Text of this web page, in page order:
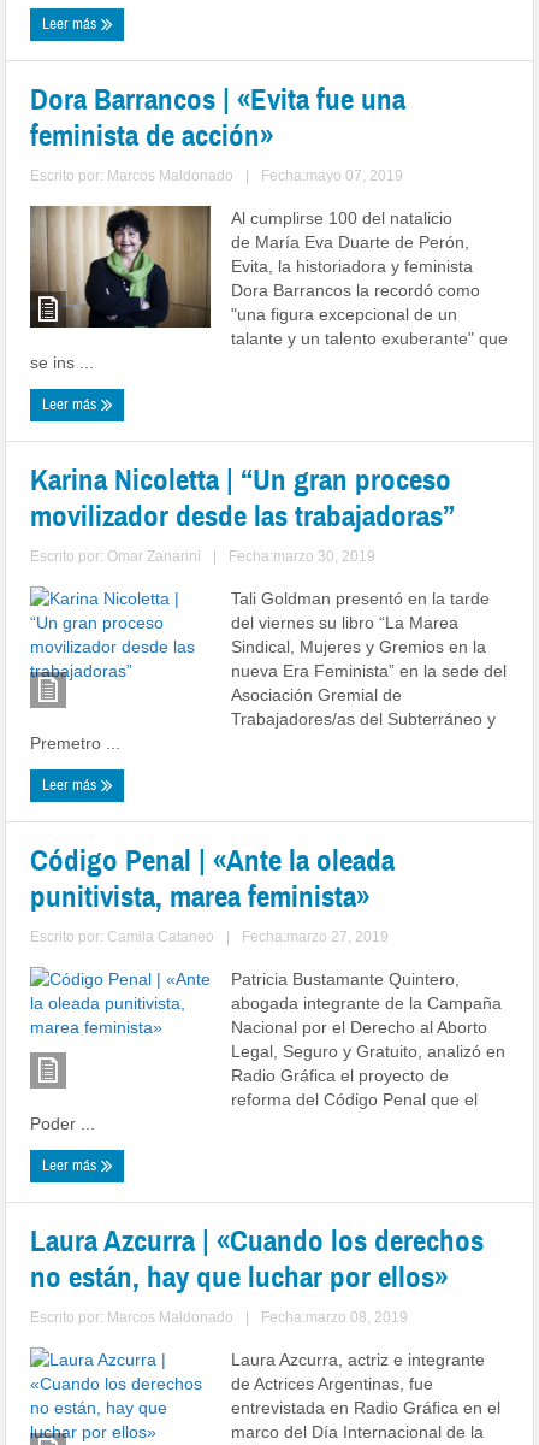
Leer más
Dora Barrancos | «Evita fue una
feminista de acción»
Escrito por: Marcos Maldonado Fecha:mayo 07, 2019
Al cumplirse 100 del natalicio
de María Eva Duarte de Perón,
Evita, la historiadora y feminista
Dora Barrancos la recordó como
"una figura excepcional de un
talante y un talento exuberante" que
se ins ...
Leer más
Karina Nicoletta | “Un gran proceso
movilizador desde las trabajadoras”
Escrito por:Omar Zanarini Fecha:marzo 30, 2019
Tali Goldman presentó en la tarde
del viernes su libro “La Marea
Sindical, Mujeres y Gremios en la
nueva Era Feminista” en la sede del
Asociación Gremial de
Trabajadores/as del Subterráneo y
Premetro ...
Leer más
Código Penal | «Ante la oleada
punitivista, marea feminista»
Escrito por: Camila Cataneo Fecha:marzo 27, 2019
Patricia Bustamante Quintero,
abogada integrante de la Campaña
Nacional por el Derecho al Aborto
Legal, Seguro y Gratuito, analizó en
Radio Gráfica el proyecto de
reforma del Código Penal que el
Poder ...
Leer más
Laura Azcurra | «Cuando los derechos
no están, hay que luchar por ellos»
Escrito por: Marcos Maldonado Fecha:marzo 08, 2019
Laura Azcurra, actriz e integrante
de Actrices Argentinas, fue
entrevistada en Radio Gráfica en el
marco del Día Internacional de la